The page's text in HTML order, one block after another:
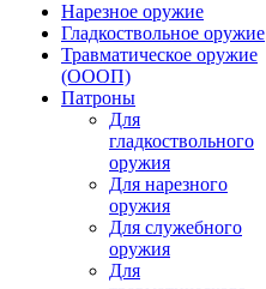
Нарезное оружие
Гладкоствольное оружие
Травматическое оружие
(ОООП)
Патроны
Для
гладкоствольного
оружия
Для нарезного
оружия
Для служебного
оружия
Для